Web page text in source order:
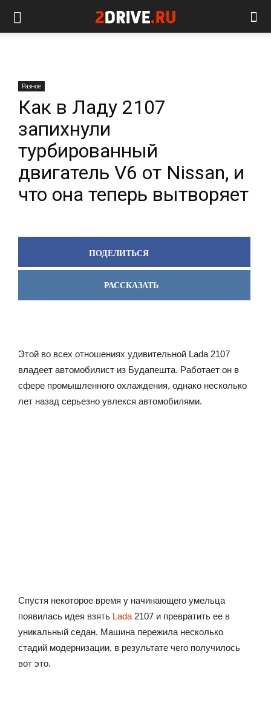
Разное
Как в Ладу 2107
запихнули
турбированный
двигатель V6 от Nissan, и
что она теперь вытворяет
ПОДЕЛИТЬСЯ
РАССКАЗАТЬ
Этой во всех отношениях удивительной Lada 2107
владеет автомобилист из Будапешта. Работает он в
сфере промышленного охлаждения, однако несколько
лет назад серьезно увлекся автомобилями.
Спустя некоторое время у начинающего умельца
появилась идея взять Lada 2107 и превратить ее в
уникальный седан. Машина пережила несколько
стадий модернизации, в результате чего получилось
вот это.